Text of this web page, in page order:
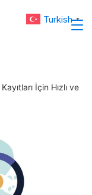
İçin Hızlı ve
Turkish ▼